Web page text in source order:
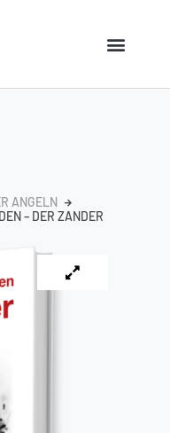
ANGELN
– DER ZANDER